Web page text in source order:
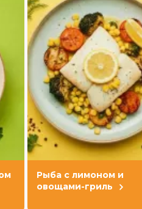
Рыба с лимоном и
овощами-гриль